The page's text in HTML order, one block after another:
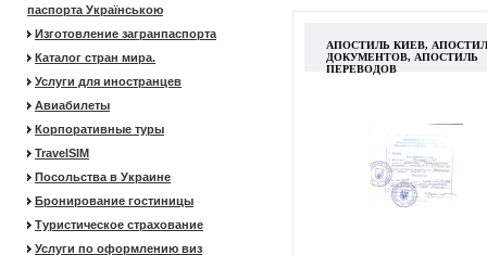
паспорта Українською
Изготовление загранпаспорта
Каталог стран мира.
Услуги для иностранцев
Авиабилеты
Корпоративные туры
TravelSIM
Посольства в Украине
Бронирование гостиницы
Туристическое страхование
Услуги по оформлению виз
АПОСТИЛЬ КИЕВ,
ДОКУМЕНТОВ, АПОСТИЛЬ
ПЕРЕВОДОВ